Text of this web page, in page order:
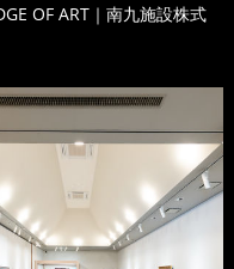
OF ART｜南九施設株式